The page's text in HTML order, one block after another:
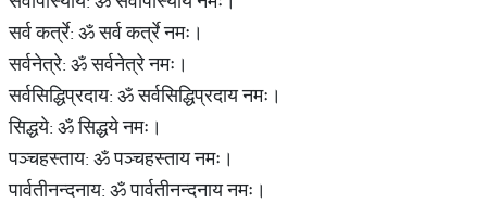
सर्व कर्त्रे: ॐ सर्व कर्त्रे नमः।
सर्वनेत्रे: ॐ सर्वनेत्रे नमः।
सर्वसिद्धिप्रदाय: ॐ सर्वसिद्धिप्रदाय नमः।
सिद्धये: ॐ सिद्धये नमः।
पञ्चहस्ताय: ॐ पञ्चहस्ताय नमः।
पार्वतीनन्दनाय: ॐ पार्वतीनन्दनाय नमः।